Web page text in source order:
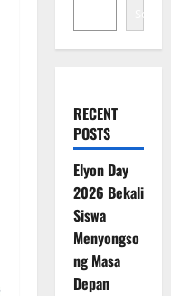
Search
RECENT
POSTS
Elyon Day
2026 Bekali
Siswa
Menyongso
ng Masa
Depan